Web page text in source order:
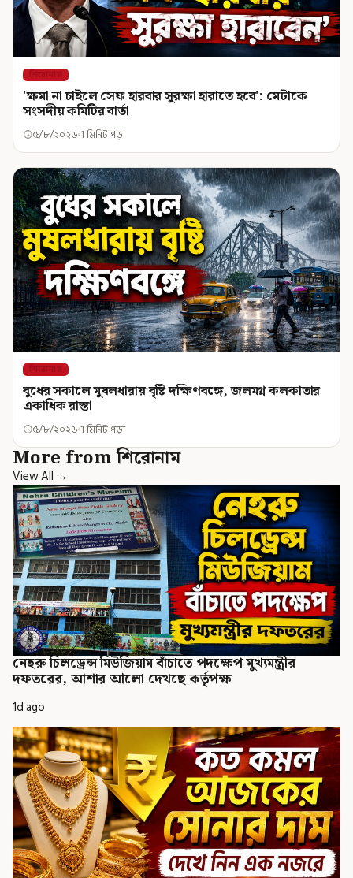
শিরোনাম
'ক্ষমা না চাইলে সেফ হারবার সুরক্ষা হারাতে হবে': মেটাকে
সংসদীয় কমিটির বার্তা
৫/৮/২০২৬ 1 মিনিট পড়া
শিরোনাম
বুধের সকালে মুষলধারায় বৃষ্টি দক্ষিণবঙ্গে, জলমগ্ন কলকাতার
একাধিক রাস্তা
৫/৮/২০২৬ 1 মিনিট পড়া
More from শিরোনাম
View All →
নেহরু চিলড্রেন্স মিউজিয়াম বাঁচাতে পদক্ষেপ মুখ্যমন্ত্রীর
দফতরের, আশার আলো দেখছে কর্তৃপক্ষ
1d ago